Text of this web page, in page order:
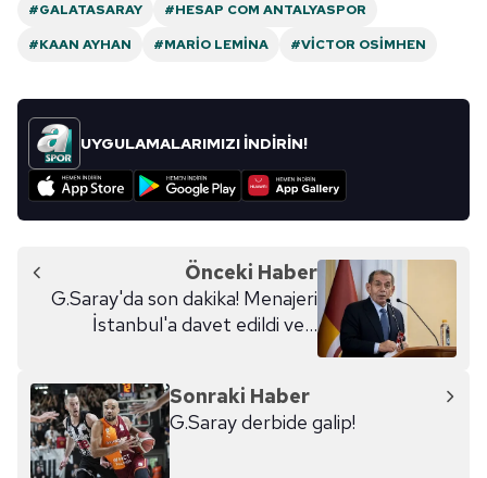
#GALATASARAY
#HESAP COM ANTALYASPOR
#KAAN AYHAN
#MARIO LEMINA #VICTOR OSIMHEN
UYGULAMALARIMIZI İNDİRİN!
Önceki Haber
G.Saray'da son dakika! Menajeri
İstanbul'a davet edildi ve...
Sonraki Haber
G.Saray derbide galip!